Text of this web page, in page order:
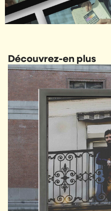
Découvrez-en plus